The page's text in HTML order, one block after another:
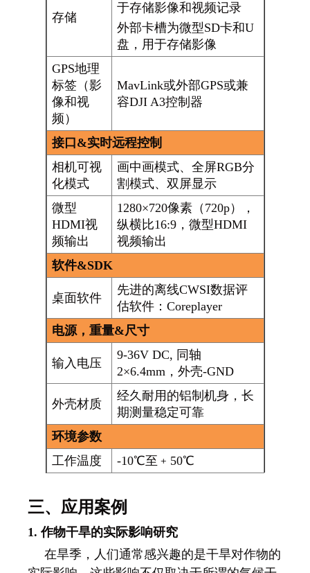
存储
于存储影像和视频记录
外部卡槽为微型SD卡和U
盘，用于存储影像
GPS地理
标签（影
像和视
频）
MavLink或外部GPS或兼
容DJI A3控制器
接口&实时远程控制
相机可视
化模式
画中画模式、全屏RGB分
割模式、双屏显示
微型
HDMI视
频输出
1280×720像素（720p），
纵横比16:9，微型HDMI
视频输出
软件&SDK
桌面软件
先进的离线CWSI数据评
估软件：Coreplayer
电源，重量&尺寸
输入电压
9-36V DC, 同轴
2×6.4mm，外壳-GND
外壳材质
经久耐用的铝制机身，长
期测量稳定可靠
环境参数
工作温度
-10℃至﹢50℃
三、应用案例
1. 作物干旱的实际影响研究
在旱季，人们通常感兴趣的是干旱对作物的